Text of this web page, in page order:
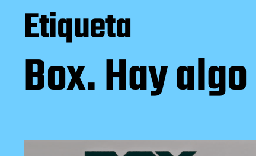
Etiqueta
Box. Hay